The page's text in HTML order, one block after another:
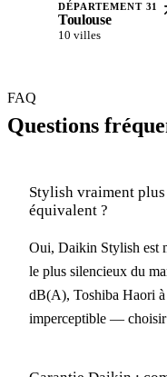
DÉPARTEMENT 31
Toulouse
10 villes
FAQ
Questions
Stylish vraiment
équivalent ?
Oui, Daikin Stylish est
le plus silencieux du
dB(A), Toshiba Haori
imperceptible — choisir